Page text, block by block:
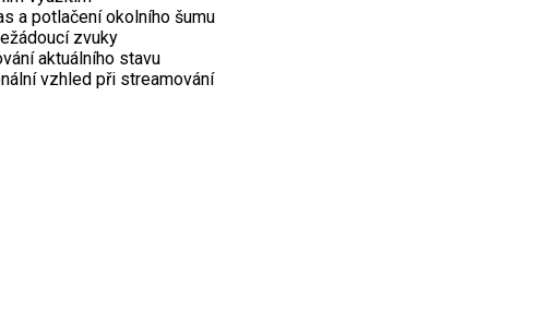
a potlačení okolního šumu
zvuky
aktuálního stavu
vzhled při streamování